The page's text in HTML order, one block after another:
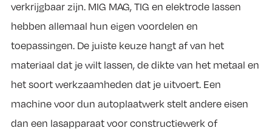
verkrijgbaar zijn. MIG MAG, TIG en elektrode lassen
hebben allemaal hun eigen voordelen en
toepassingen. De juiste keuze hangt af van het
materiaal dat je wilt lassen, de dikte van het metaal en
het soort werkzaamheden dat je uitvoert. Een
machine voor dun autoplaatwerk stelt andere eisen
dan een lasapparaat voor constructiewerk of